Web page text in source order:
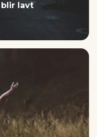
lavt